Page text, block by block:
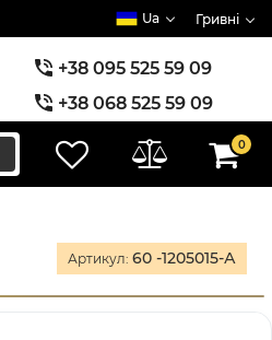
Ua Гривні
+38 095 525 59 09
+38 068 525 59 09
+38 073 525 59 09
0
Артикул: 60 -1205015-А